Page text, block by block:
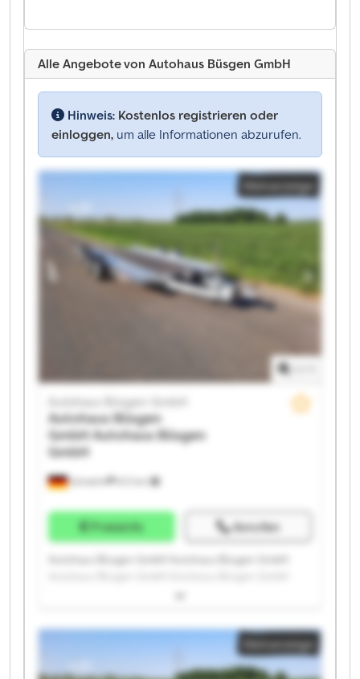
Alle Angebote von Autohaus Büsgen GmbH
Hinweis: Kostenlos registrieren oder
einloggen, um alle Informationen abzurufen.
Kleinanzeige
Schwelm
Autohaus Büsgen GmbH
Autohaus Büsgen
GmbHAutohaus Büsgen
GmbH
Preisinfo Anrufen
Autohaus Büsgen GmbH Autohaus Büsgen GmbH
Autohaus Büsgen GmbH Autohaus Büsgen GmbH
Autohaus Büsgen GmbH Autohaus Büsgen GmbH
Autohaus Büsgen GmbH Autohaus Büsgen GmbH
Autohaus Büsgen GmbH Autohaus Büsgen GmbH
Kleinanzeige